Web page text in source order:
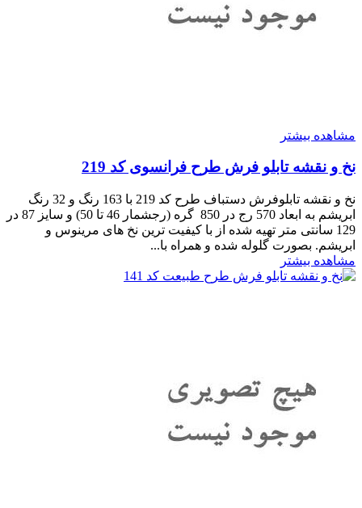
مشاهده بیشتر
نخ و نقشه تابلو فرش طرح فرانسوی کد 219
نخ و نقشه تابلوفرش دستباف طرح کد 219 با 163 رنگ و 32 رنگ
ابریشم به ابعاد 570 رج در 850 گره (رجشمار 46 تا 50) و سایز 87 در
129 سانتی متر تهیه شده از با کیفیت ترین نخ های مرینوس و
ابریشم. بصورت گلوله شده و همراه با...
مشاهده بیشتر